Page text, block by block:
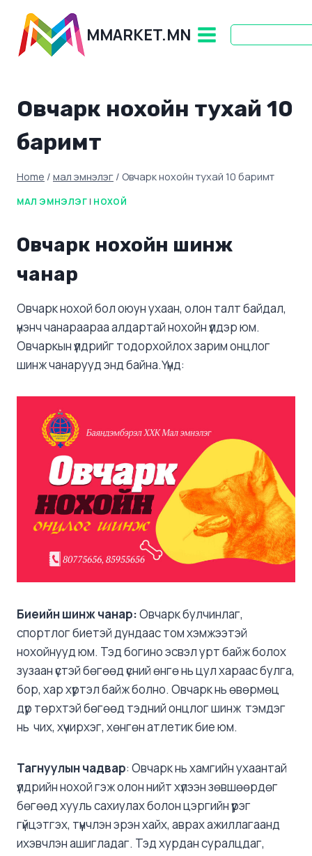
content
MMARKET.MN
Овчарк нохойн тухай 10
баримт
Home / мал эмнэлэг / Овчарк нохойн тухай 10 баримт
МАЛ ЭМНЭЛЭГ | НОХОЙ
Овчарк нохойн шинж
чанар
Овчарк нохой бол оюун ухаан, олон талт байдал,
үнэнч чанараараа алдартай нохойн үүлдэр юм.
Овчаркын үүлдрийг тодорхойлох зарим онцлог
шинж чанарууд энд байна.Үүнд:
Биеийншинж чанар:Овчарк булчинлаг,
спортлог биетэй дундаас том хэмжээтэй
нохойнууд юм. Тэд богино эсвэл урт байж болох
зузаан үстэй бөгөөд үсний өнгө нь цул хараас булга,
бор, хар хүртэл байж болно. Овчарк нь өвөрмөц
дүр төрхтэй бөгөөд тэдний онцлог шинж тэмдэг
нь чих, хүчирхэг, хөнгөн атлетик бие юм.
Тагнуулынчадвар: Овчарк нь хамгийн ухаантай
үүлдрийн нохой гэж олон нийт хүлээн зөвшөөрдөг
бөгөөд хууль сахиулах болон цэргийн үүрэг
гүйцэтгэх, түүнчлэн эрэн хайх, аврах ажиллагаанд
ихэвчлэн ашигладаг. Тэд хурдан суралцдаг,